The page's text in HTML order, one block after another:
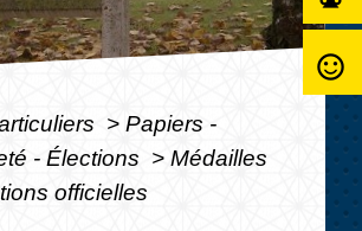
> Papiers -
- Élections > Médailles
officielles
sentiment_satisfied_alt